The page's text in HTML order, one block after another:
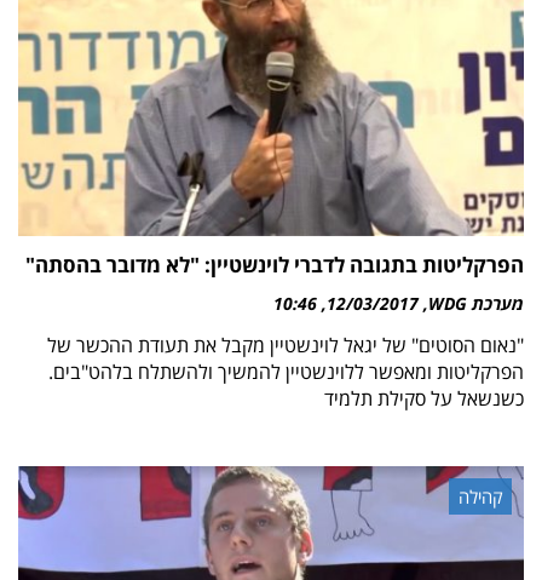
הפרקליטות בתגובה לדברי לוינשטיין: "לא מדובר בהסתה"
מערכת WDG 12/03/2017
10:46
"נאום הסוטים" של יגאל לוינשטיין מקבל את תעודת ההכשר של
הפרקליטות ומאפשר ללוינשטיין להמשיך ולהשתלח בלהט"בים.
כשנשאל על סקילת תלמיד
קהילה